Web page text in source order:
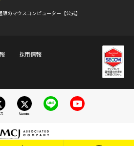
販のマウスコンピューター【公式】
採用情報
Gaming